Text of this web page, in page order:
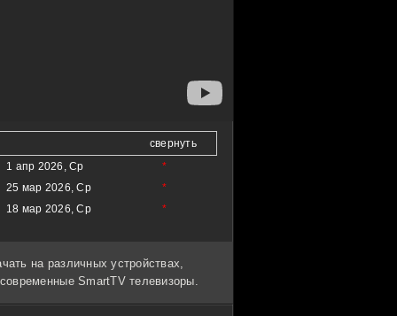
свернуть
1 апр 2026, Ср
*
25 мар 2026, Ср
*
18 мар 2026, Ср
*
на различных устройствах,
SmartTV телевизоры.